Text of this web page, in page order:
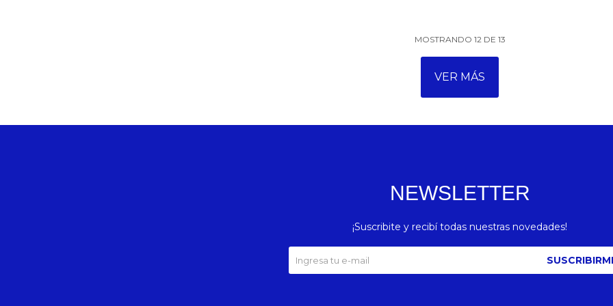
MOSTRANDO 12 DE 13
VER MÁS
NEWSLETTER
¡Suscribite y recibí todas nuestras novedades!